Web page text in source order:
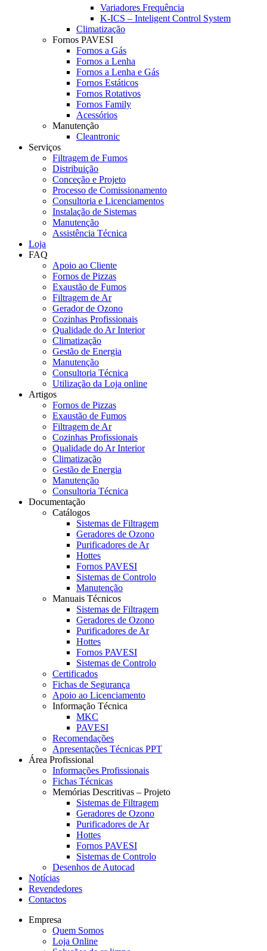
Variadores Frequência
K-ICS – Inteligent Control System
Climatização
Fornos PAVESI
Fornos a Gás
Fornos a Lenha
Fornos a Lenha e Gás
Fornos Estáticos
Fornos Rotativos
Fornos Family
Acessórios
Manutenção
Cleantronic
Serviços
Filtragem de Fumos
Distribuição
Conceção e Projeto
Processo de Comissionamento
Consultoria e Licenciamentos
Instalação de Sistemas
Manutenção
Assistência Técnica
Loja
FAQ
Apoio ao Cliente
Fornos de Pizzas
Exaustão de Fumos
Filtragem de Ar
Gerador de Ozono
Cozinhas Profissionais
Qualidade do Ar Interior
Climatização
Gestão de Energia
Manutenção
Consultoria Técnica
Utilização da Loja online
Artigos
Fornos de Pizzas
Exaustão de Fumos
Filtragem de Ar
Cozinhas Profissionais
Qualidade do Ar Interior
Climatização
Gestão de Energia
Manutenção
Consultoria Técnica
Documentação
Catálogos
Sistemas de Filtragem
Geradores de Ozono
Purificadores de Ar
Hottes
Fornos PAVESI
Sistemas de Controlo
Manutenção
Manuais Técnicos
Sistemas de Filtragem
Geradores de Ozono
Purificadores de Ar
Hottes
Fornos PAVESI
Sistemas de Controlo
Certificados
Fichas de Segurança
Apoio ao Licenciamento
Informação Técnica
MKC
PAVESI
Recomendações
Apresentações Técnicas PPT
Área Profissional
Informações Profissionais
Fichas Técnicas
Memórias Descritivas – Projeto
Sistemas de Filtragem
Geradores de Ozono
Purificadores de Ar
Hottes
Fornos PAVESI
Sistemas de Controlo
Desenhos de Autocad
Notícias
Revendedores
Contactos
Empresa
Quem Somos
Loja Online